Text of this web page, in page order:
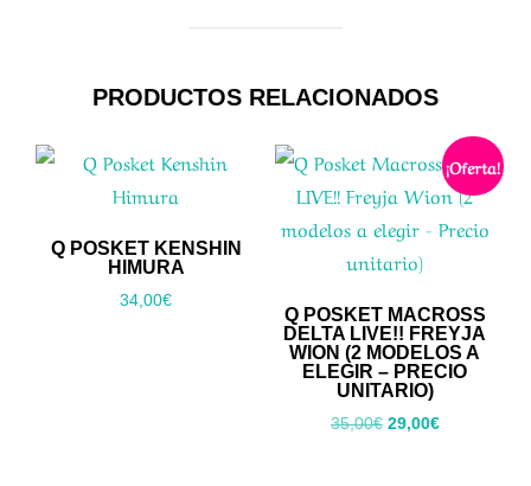
PRODUCTOS RELACIONADOS
Q POSKET KENSHIN
HIMURA
34,00€
¡Oferta!
Q POSKET MACROSS
DELTA LIVE!! FREYJA
WION (2 MODELOS A
ELEGIR – PRECIO
UNITARIO)
35,00€ El
29,00€El